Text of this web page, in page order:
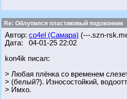
Re: Облупился пластиковый подоконник
Автор: co4el (Самара) (---.szn-
Дата: 04-01-25 22:02
kon4ik писал:
> Любая плёнка со временем
> (белый?). Износостойкий,
> Имхо.